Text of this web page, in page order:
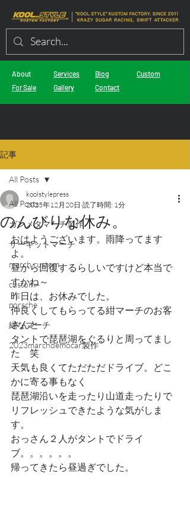
About
For Sale
Services
Gallery
Blog
Contact
Custom
記事
All Posts
ガンメタマーチ製作
サーキットマーチ
march custom
custom
porsche
緑なマーチ
2023marchdemocar製作
All Posts
のんびりな休み。
koolstylepress
2025年12月20日 読了時間: 1分
おはようございます。雨降ってます
よ。
昼から回復するらしいですけど本当で
すかね～
昨日は、お休みでした。
仲良くしてもらってる紺マーチのお客
さんと
タントで琵琶湖をぐるりと周ってまし
た　笑
天気も良くてただただドライブ。どこ
かに寄る事もなく
琵琶湖沿いを走ったり山道走ったりで
リフレッシュできたような気がしま
す。
おっさん２人がタントでドライ
ブ。。。。。。
帰ってきたら昼過ぎでした。